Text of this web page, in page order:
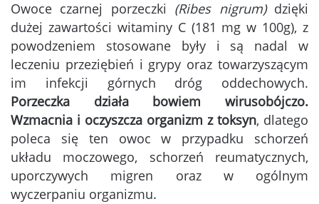
Owoce czarnej porzeczki (Ribes nigrum)dzięki
dużej zawartości witaminy C (181 mg w 100g), z
powodzeniem stosowane były i są nadal w
leczeniu przeziębień i grypy oraz towarzyszącym
im infekcji górnych dróg oddechowych.
Porzeczka działa bowiem wirusobójczo.
Wzmacnia i oczyszcza organizm z toksyn, dlatego
poleca się ten owoc w przypadku schorzeń
układu moczowego, schorzeń reumatycznych,
uporczywych migren oraz w ogólnym
wyczerpaniu organizmu.